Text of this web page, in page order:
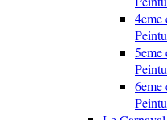
4eme
5eme
6eme